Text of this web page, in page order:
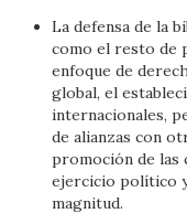
La defensa de la
como el resto de
enfoque de
global, el
internacionales,
de alianzas con
promoción de las
ejercicio político
magnitud.